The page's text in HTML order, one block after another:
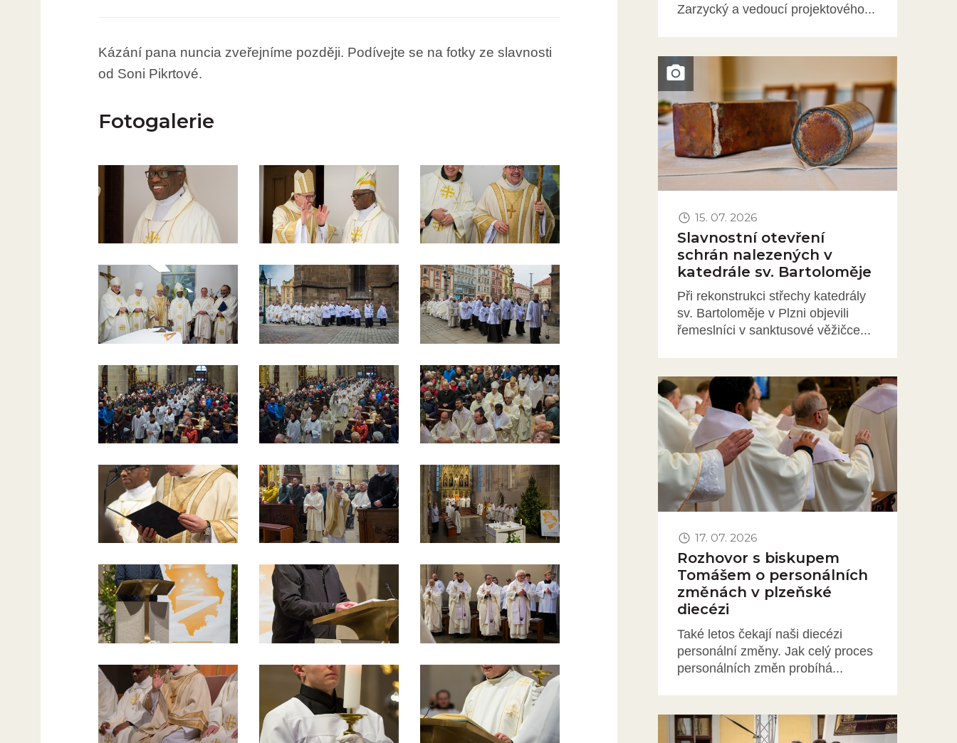
Kázání pana nuncia zveřejníme později. Podívejte se na fotky ze slavnosti
od Soni Pikrtové.
Fotogalerie
Zarzycký a vedoucí projektového...
Obrázek novinky
15. 07. 2026
Slavnostní otevření
schrán nalezených v
katedrále sv. Bartoloměje
Při rekonstrukci střechy katedrály
sv. Bartoloměje v Plzni objevili
řemeslníci v sanktusové věžičce...
Obrázek novinky
17. 07. 2026
Rozhovor s biskupem
Tomášem o personálních
změnách v plzeňské
diecézi
Také letos čekají naši diecézi
personální změny. Jak celý proces
personálních změn probíhá...
Obrázek novinky